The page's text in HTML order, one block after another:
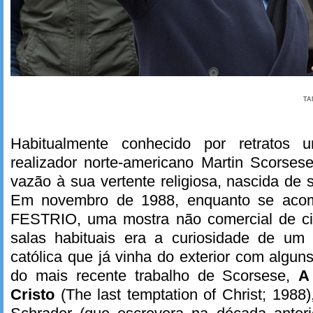
Habitualmente conhecido por retratos
realizador norte-americano Martin
vazão à sua vertente religiosa, nascida de
Em novembro de 1988, enquanto se
FESTRIO, uma mostra não comercial de
salas habituais era a curiosidade de um
católica que já vinha do exterior com
do mais recente trabalho de Scorsese,
Cristo (The last temptation of Christ;